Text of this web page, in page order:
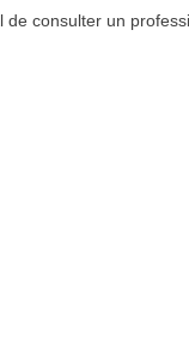
consulter un